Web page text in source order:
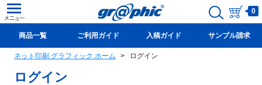
0
商品一覧 ご利用ガイド 入稿ガイド サンプル請求
新規会員登録(無料)
ネット印刷 グラフィック ホーム ログイン
ログイン